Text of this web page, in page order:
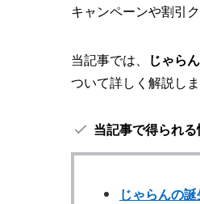
キャンペーンや割引
当記事では、 じゃら
ついて詳しく解説しま
当記事で得られ
じゃらんの